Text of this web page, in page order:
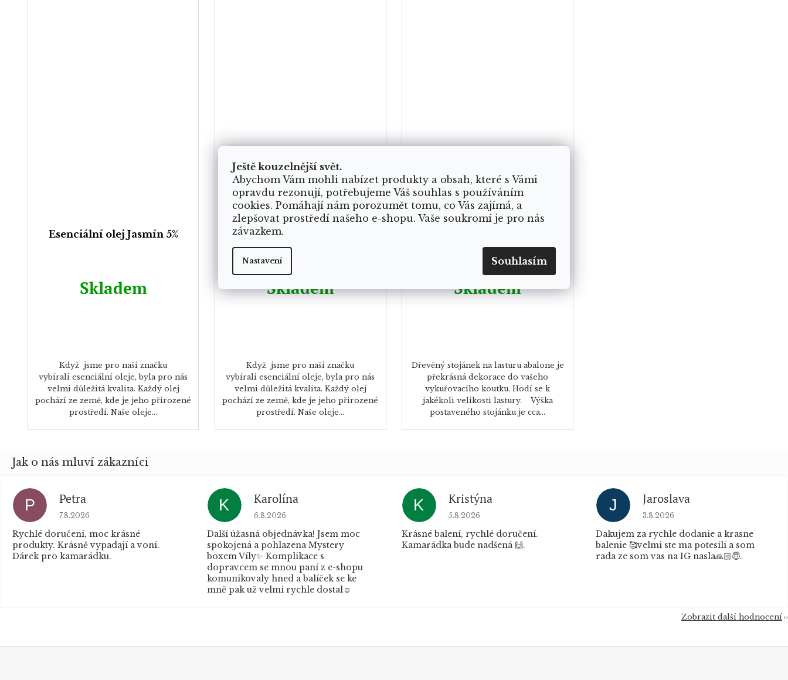
Ještě kouzelnější svět.
Abychom Vám mohli nabízet produkty a obsah, které s Vámi
opravdu rezonují, potřebujeme Váš souhlas s používáním
cookies. Pomáhají nám porozumět tomu, co Vás zajímá, a
zlepšovat prostředí našeho e-shopu. Vaše soukromí je pro nás
závazkem.
Nastavení Souhlasím
Esenciální olej Jasmín 5%
Skladem
Když jsme pro naši značku
vybírali esenciální oleje, byla pro nás
velmi důležitá kvalita. Každý olej
pochází ze země, kde je jeho přirozené
prostředí. Naše oleje...
Esenciální olej Kadidlo 5%
Skladem
Když jsme pro naši značku
vybírali esenciální oleje, byla pro nás
velmi důležitá kvalita. Každý olej
pochází ze země, kde je jeho přirozené
prostředí. Naše oleje...
abalone
Skladem
Dřevěný stojánek na lasturu abalone je
překrásná dekorace do vašeho
vykuřovacího koutku. Hodí se k
jakékoli velikosti lastury. Výška
postaveného stojánku je cca...
P Petra
Hodnocení obchodu je 5 z 5 hvězdiček.
7.8.2026
Rychlé doručení, moc krásné
produkty. Krásně vypadají a voní.
Dárek pro kamarádku.
K Karolína
Hodnocení obchodu je 5 z 5 hvězdiček.
6.8.2026
Další úžasná objednávka! Jsem moc
spokojená a pohlazena Mystery
boxem Víly✨ Komplikace s
dopravcem se mnou paní z e-shopu
komunikovaly hned a balíček se ke
mně pak už velmi rychle dostal☺️
K Kristýna
Hodnocení obchodu je 5 z 5 hvězdiček.
5.8.2026
Krásné balení, rychlé doručení.
Kamarádka bude nadšená 🙌.
J Jaroslava
Hodnocení obchodu je 5 z 5
3.8.2026
Dakujem za rychle dodanie a krasne
balenie 🥰velmi ste ma potesili a som
rada ze som vas na IG nasla🙏🏻😇.
Zobrazit další hodnocení